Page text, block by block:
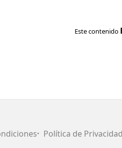
Este contenido
Política de Privacidad